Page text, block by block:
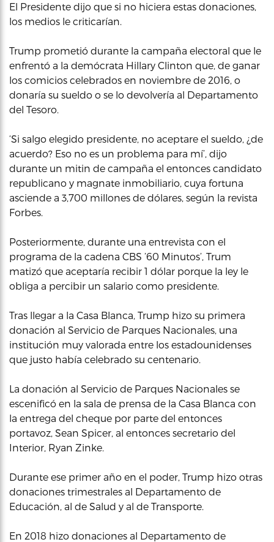
El Presidente dijo que si no hiciera estas donaciones,
los medios le criticarían.
Trump prometió durante la campaña electoral que le
enfrentó a la demócrata Hillary Clinton que, de ganar
los comicios celebrados en noviembre de 2016, o
donaría su sueldo o se lo devolvería al Departamento
del Tesoro.
‘Si salgo elegido presidente, no aceptare el sueldo, ¿de
acuerdo? Eso no es un problema para mí’, dijo
durante un mitin de campaña el entonces candidato
republicano y magnate inmobiliario, cuya fortuna
asciende a 3,700 millones de dólares, según la revista
Forbes.
Posteriormente, durante una entrevista con el
programa de la cadena CBS ’60 Minutos’, Trum
matizó que aceptaría recibir 1 dólar porque la ley le
obliga a percibir un salario como presidente.
Tras llegar a la Casa Blanca, Trump hizo su primera
donación al Servicio de Parques Nacionales, una
institución muy valorada entre los estadounidenses
que justo había celebrado su centenario.
La donación al Servicio de Parques Nacionales se
escenificó en la sala de prensa de la Casa Blanca con
la entrega del cheque por parte del entonces
portavoz, Sean Spicer, al entonces secretario del
Interior, Ryan Zinke.
Durante ese primer año en el poder, Trump hizo otras
donaciones trimestrales al Departamento de
Educación, al de Salud y al de Transporte.
En 2018 hizo donaciones al Departamento de